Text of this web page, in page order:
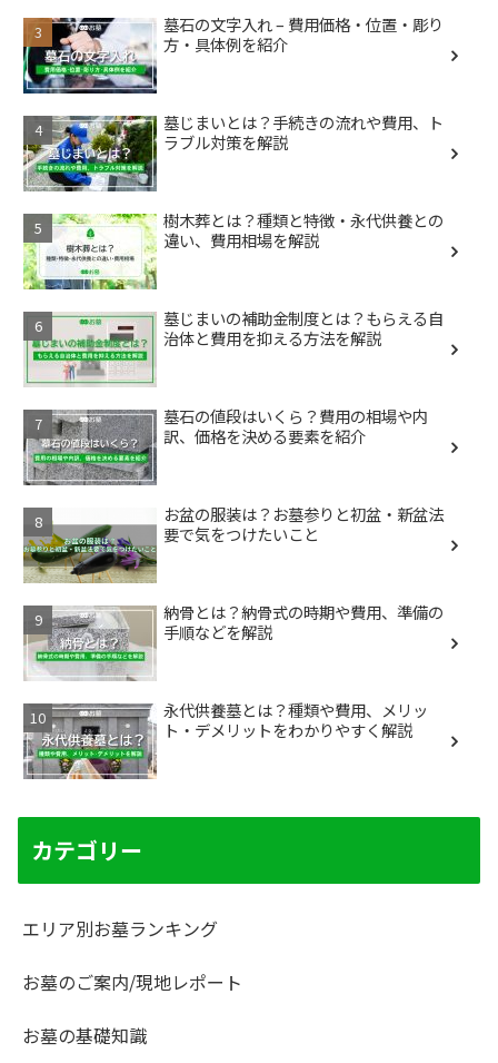
墓石の文字入れ – 費用価格・位置・彫り
方・具体例を紹介
墓じまいとは？手続きの流れや費用、ト
ラブル対策を解説
樹木葬とは？種類と特徴・永代供養との
違い、費用相場を解説
墓じまいの補助金制度とは？もらえる自
治体と費用を抑える方法を解説
墓石の値段はいくら？費用の相場や内
訳、価格を決める要素を紹介
お盆の服装は？お墓参りと初盆・新盆法
要で気をつけたいこと
納骨とは？納骨式の時期や費用、準備の
手順などを解説
永代供養墓とは？種類や費用、メリッ
ト・デメリットをわかりやすく解説
カテゴリー
エリア別お墓ランキング
お墓のご案内/現地レポート
お墓の基礎知識